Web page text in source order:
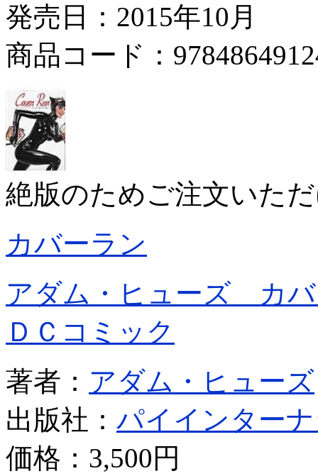
発売日：2015年10月
商品コード：
絶版のためご注文いた
カバーラン
アダム・ヒューズ カ
ＤＣコミック
著者： アダム・ヒューズ
出版社： パイインター
価格： 3,500円